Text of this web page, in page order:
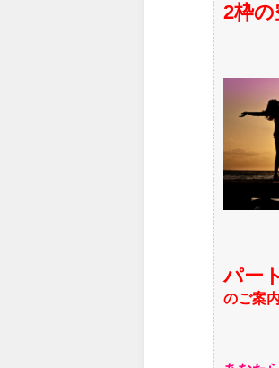
2枠
パー
のご案